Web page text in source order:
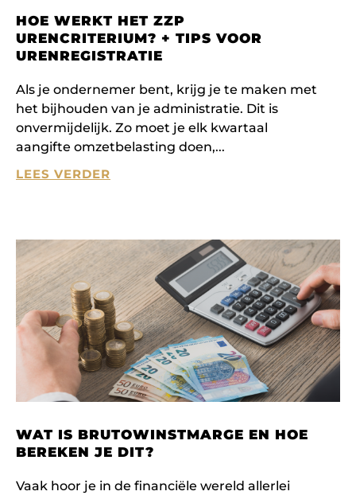
HOE WERKT HET ZZP
URENCRITERIUM? + TIPS VOOR
URENREGISTRATIE
Als je ondernemer bent, krijg je te maken met
het bijhouden van je administratie. Dit is
onvermijdelijk. Zo moet je elk kwartaal
aangifte omzetbelasting doen,
LEES VERDER
WAT IS BRUTOWINSTMARGE EN HOE
BEREKEN JE DIT?
Vaak hoor je in de financiële wereld allerlei